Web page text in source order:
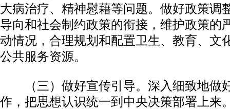
大病治疗、精神慰藉等问题。做好政策调
导向和社会制约政策的衔接，维护政策的
动情况，合理规划和配置卫生、教育、文
公共服务资源。
（三）做好宣传引导。深入细致地做
作，把思想认识统一到中央决策部署上来